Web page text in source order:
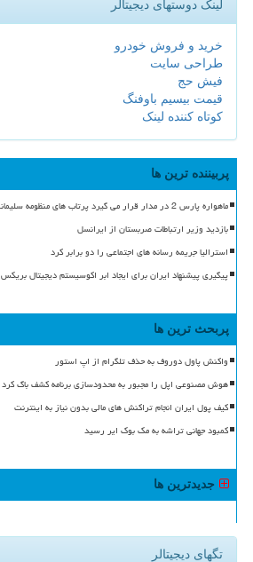
لینک دوستهای دیجیتالر
خرید و فروش خودرو
طراحی سایت
فیش حج
قیمت بیسیم باوفنگ
کوتاه کننده لینک
پربیننده ترین ها
ماهواره پارس 2 در مدار قرار می گیرد پرتاب های منظومه سلیمانی در1405
بازدید وزیر ارتباطات صربستان از ایرانسل
استرالیا جریمه رسانه های اجتماعی را دو برابر کرد
پیگیری پیشنهاد ایران برای ایجاد ابر اکوسیستم دیجیتال بریکس
پربحث ترین ها
واکنش پاول دوروف به حذف تلگرام از اپ استور
هوش مصنوعی اپل را مجبور به محدودسازی برنامه کشف باگ کرد
کیف پول ایران انجام تراکنش های مالی بدون نیاز به اینترنت
کمبود جهانی تراشه به مک بوک ایر رسید
جدیدترین ها
تگهای دیجیتالر